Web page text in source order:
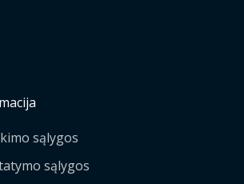
sąlygos
sąlygos